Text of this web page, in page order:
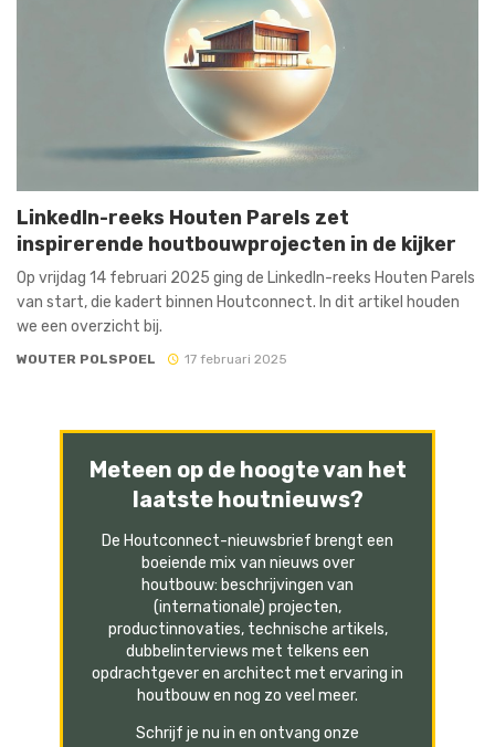
LinkedIn-reeks Houten Parels zet
inspirerende houtbouwprojecten in de kijker
Op vrijdag 14 februari 2025 ging de LinkedIn-reeks Houten Parels
van start, die kadert binnen Houtconnect. In dit artikel houden
we een overzicht bij.
WOUTER POLSPOEL 17 februari 2025
Meteen op de hoogte van het
laatste houtnieuws?
De Houtconnect-nieuwsbrief brengt een
boeiende mix van nieuws over
houtbouw: beschrijvingen van
(internationale) projecten,
productinnovaties, technische artikels,
dubbelinterviews met telkens een
opdrachtgever en architect met ervaring in
houtbouw en nog zo veel meer.
Schrijf je nu in en ontvang onze